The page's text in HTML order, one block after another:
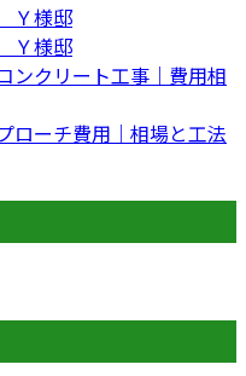
Ｙ様邸
Ｙ様邸
ンクリート工事｜費用相
ローチ費用｜相場と工法